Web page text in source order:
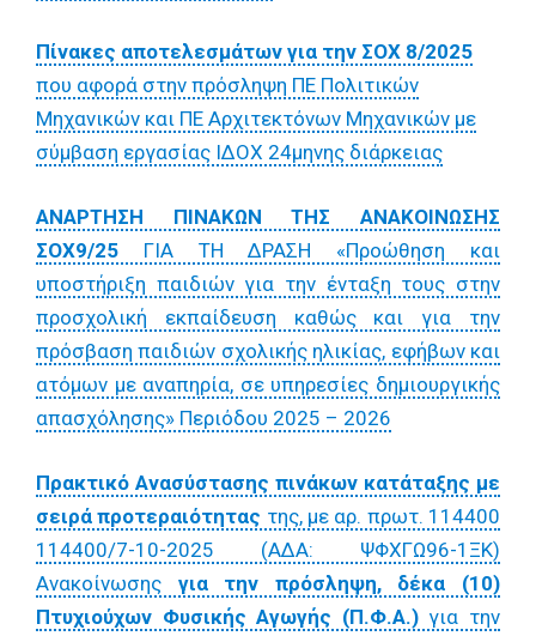
Πίνακες αποτελεσμάτων για την ΣΟΧ 8/2025
που αφορά στην πρόσληψη ΠΕ Πολιτικών
Μηχανικών και ΠΕ Αρχιτεκτόνων Μηχανικών με
σύμβαση εργασίας ΙΔΟΧ 24μηνης διάρκειας
ΑΝΑΡΤΗΣΗ ΠΙΝΑΚΩΝ ΤΗΣ ΑΝΑΚΟΙΝΩΣΗΣ
ΣΟΧ9/25 ΓΙΑ ΤΗ ΔΡΑΣΗ «Προώθηση και
υποστήριξη παιδιών για την ένταξη τους στην
προσχολική εκπαίδευση καθώς και για την
πρόσβαση παιδιών σχολικής ηλικίας, εφήβων και
ατόμων με αναπηρία, σε υπηρεσίες δημιουργικής
απασχόλησης» Περιόδου 2025 – 2026
Πρακτικό Ανασύστασης πινάκων κατάταξης με
σειρά προτεραιότητας της, με αρ. πρωτ. 114400
114400/7-10-2025 (ΑΔΑ: ΨΦΧΓΩ96-1ΞΚ)
Ανακοίνωσης για την πρόσληψη, δέκα (10)
Πτυχιούχων Φυσικής Αγωγής (Π.Φ.Α.)για την